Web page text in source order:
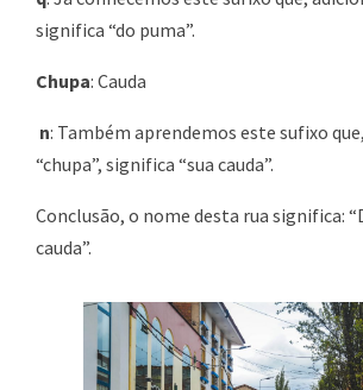
significa “do puma”.
Chupa: Cauda
n: Também aprendemos este sufixo
“chupa”, significa “sua cauda”.
Conclusão, o nome desta rua significa:
cauda”.